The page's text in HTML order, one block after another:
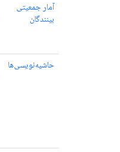
آمار جمعیتی
بینندگان
حاشیه‌نویسی‌ها